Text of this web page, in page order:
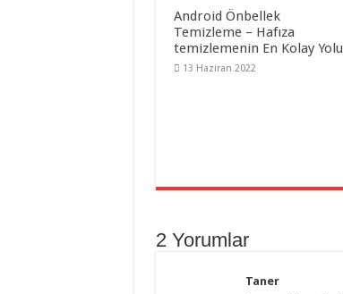
Android Önbellek
Temizleme – Hafıza
temizlemenin En Kolay Yolu
13 Haziran 2022
2 Yorumlar
Taner